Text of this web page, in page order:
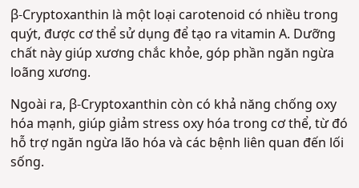
β-Cryptoxanthin là một loại carotenoid có nhiều trong
quýt, được cơ thể sử dụng để tạo ra vitamin A. Dưỡng
chất này giúp xương chắc khỏe, góp phần ngăn ngừa
loãng xương.
Ngoài ra, β-Cryptoxanthin còn có khả năng chống oxy
hóa mạnh, giúp giảm stress oxy hóa trong cơ thể, từ đó
hỗ trợ ngăn ngừa lão hóa và các bệnh liên quan đến lối
sống.